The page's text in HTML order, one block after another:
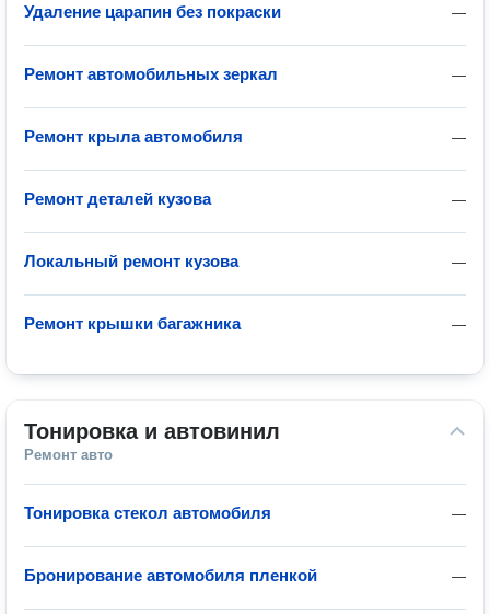
—
Удаление царапин без покраски
—
Ремонт автомобильных зеркал
—
Ремонт крыла автомобиля
—
Ремонт деталей кузова
—
Локальный ремонт кузова
—
Ремонт крышки багажника
Тонировка и автовинил
Ремонт авто
—
Тонировка стекол автомобиля
—
Бронирование автомобиля пленкой